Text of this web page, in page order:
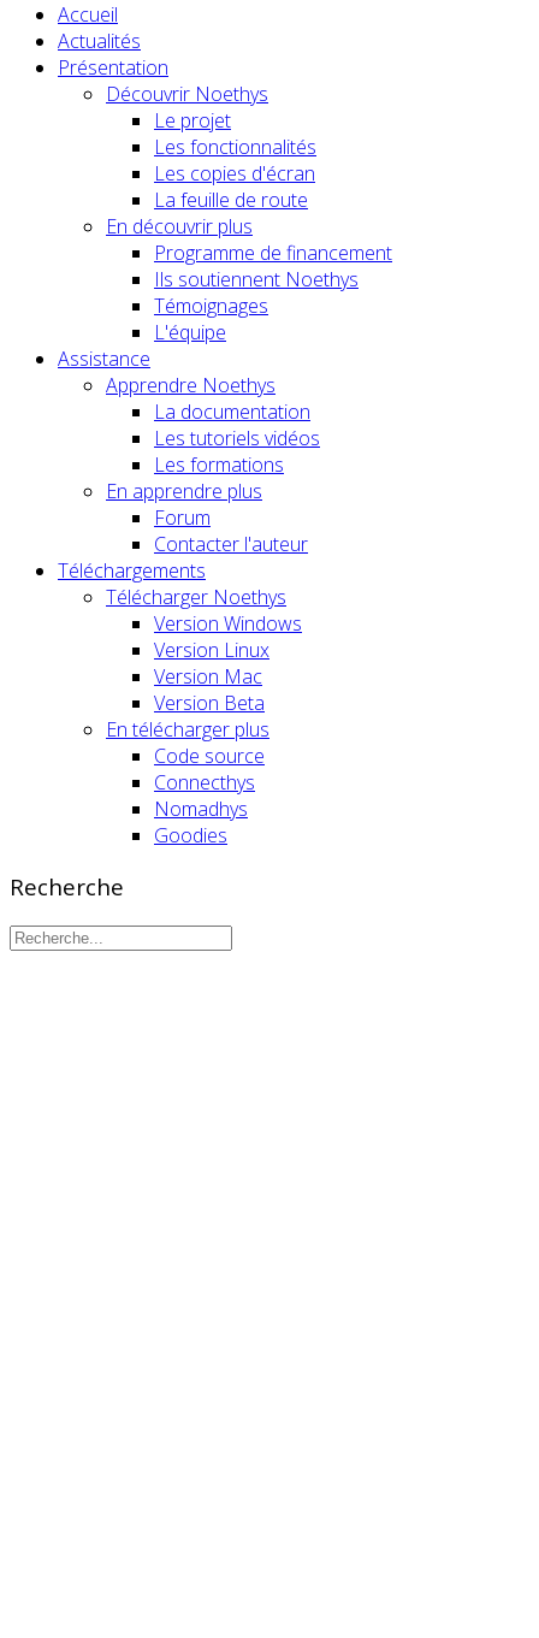
Accueil
Actualités
Présentation
Découvrir Noethys
Le projet
Les fonctionnalités
Les copies d'écran
La feuille de route
En découvrir plus
Programme de financement
Ils soutiennent Noethys
Témoignages
L'équipe
Assistance
Apprendre Noethys
La documentation
Les tutoriels vidéos
Les formations
En apprendre plus
Forum
Contacter l'auteur
Téléchargements
Télécharger Noethys
Version Windows
Version Linux
Version Mac
Version Beta
En télécharger plus
Code source
Connecthys
Nomadhys
Goodies
Recherche